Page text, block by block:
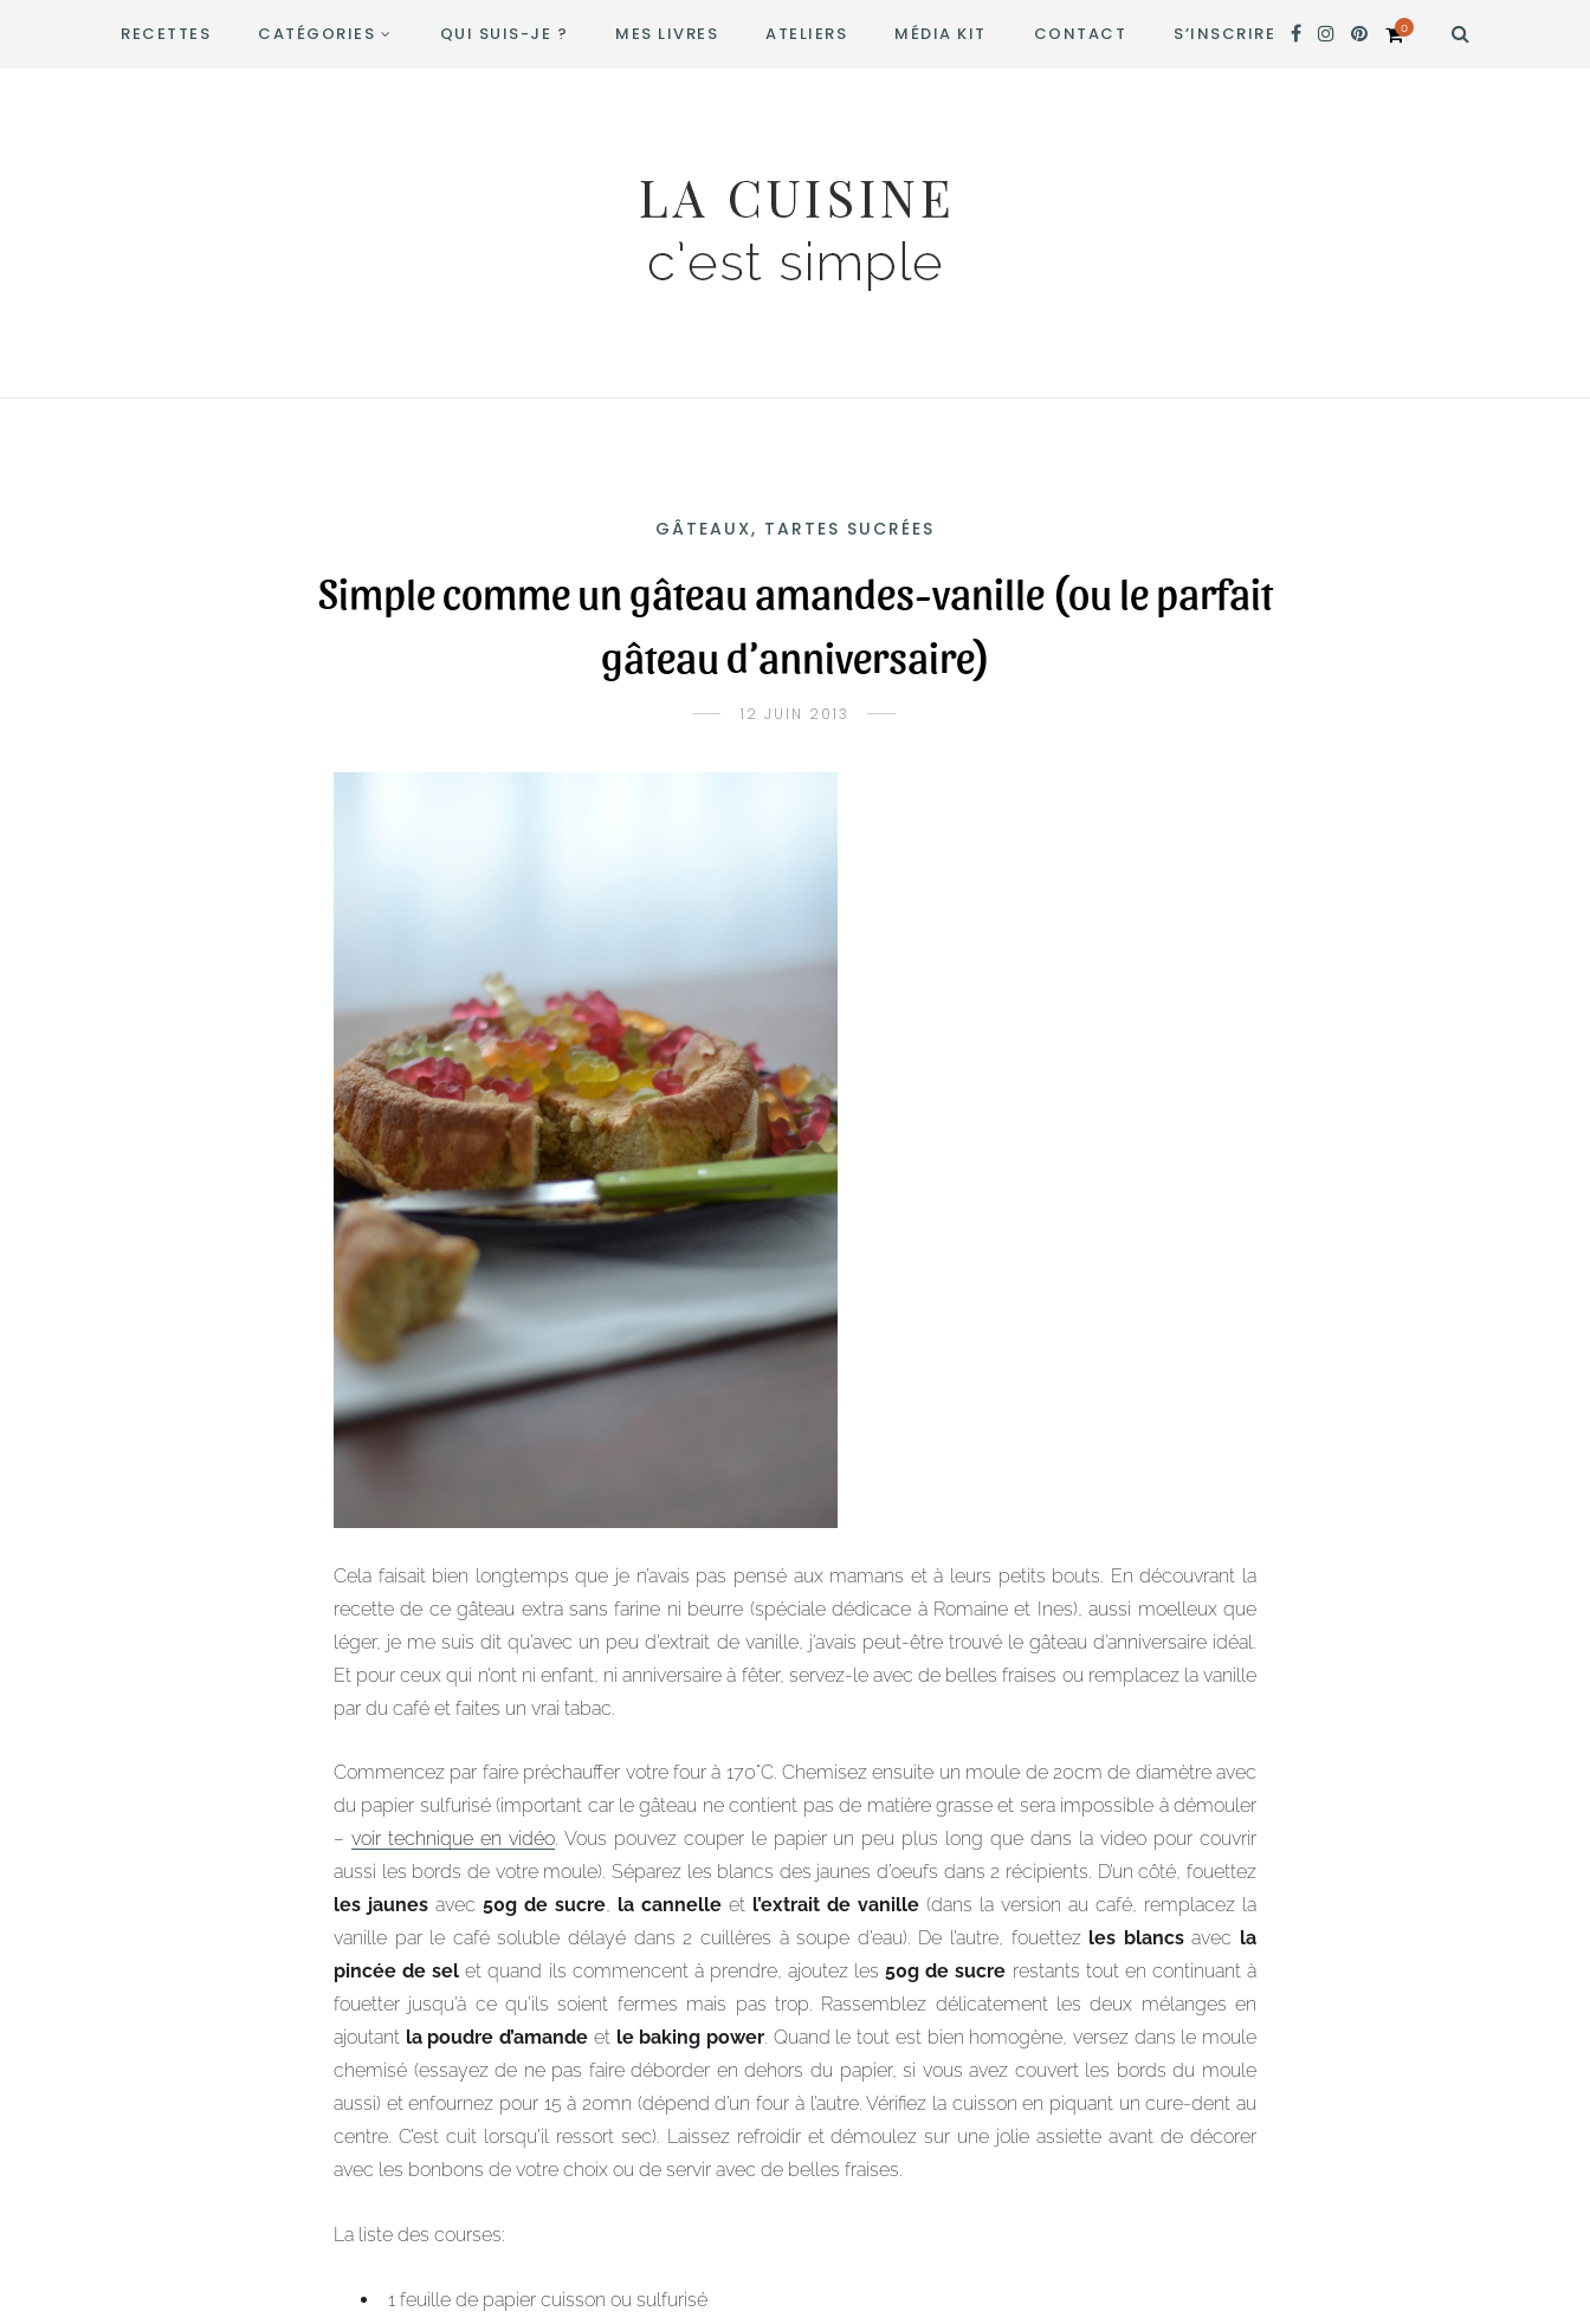
RECETTES CATÉGORIES QUI SUIS-JE ? MES LIVRES ATELIERS MÉDIA KIT CONTACT S’INSCRIRE 0
GÂTEAUX, TARTES SUCRÉES
Simple comme un gâteau amandes-vanille (ou le parfait
gâteau d’anniversaire)
12 JUIN 2013
Cela faisait bien longtemps que je n’avais pas pensé aux mamans et à leurs petits bouts. En découvrant la
recette de ce gâteau extra sans farine ni beurre (spéciale dédicace à Romaine et Ines), aussi moelleux que
léger, je me suis dit qu’avec un peu d’extrait de vanille, j’avais peut-être trouvé le gâteau d’anniversaire idéal.
Et pour ceux qui n’ont ni enfant, ni anniversaire à fêter, servez-le avec de belles fraises ou remplacez la vanille
par du café et faites un vrai tabac.
Commencez par faire préchauffer votre four à 170°C. Chemisez ensuite un moule de 20cm de diamètre avec
du papier sulfurisé (important car le gâteau ne contient pas de matière grasse et sera impossible à démouler
– voir technique en vidéo. Vous pouvez couper le papier un peu plus long que dans la video pour couvrir
aussi les bords de votre moule). Séparez les blancs des jaunes d’oeufs dans 2 récipients. D’un côté, fouettez
les jaunes avec 50g de sucre, la cannelle et l’extrait de vanille (dans la version au café, remplacez la
vanille par le café soluble délayé dans 2 cuillères à soupe d’eau). De l’autre, fouettez les blancsavec la
pincée de sel et quand ils commencent à prendre, ajoutez les50g de sucre restants tout en continuant à
fouetter jusqu’à ce qu’ils soient fermes mais pas trop. Rassemblez délicatement les deux mélanges en
ajoutant la poudre d’amande et le baking power. Quand le tout est bien homogène, versez dans le moule
chemisé (essayez de ne pas faire déborder en dehors du papier, si vous avez couvert les bords du moule
aussi) et enfournez pour 15 à 20mn (dépend d’un four à l’autre. Vérifiez la cuisson en piquant un cure-dent au
centre. C’est cuit lorsqu’il ressort sec). Laissez refroidir et démoulez sur une jolie assiette avant de décorer
avec les bonbons de votre choix ou de servir avec de belles fraises.
La liste des courses:
1 feuille de papier cuisson ou sulfurisé